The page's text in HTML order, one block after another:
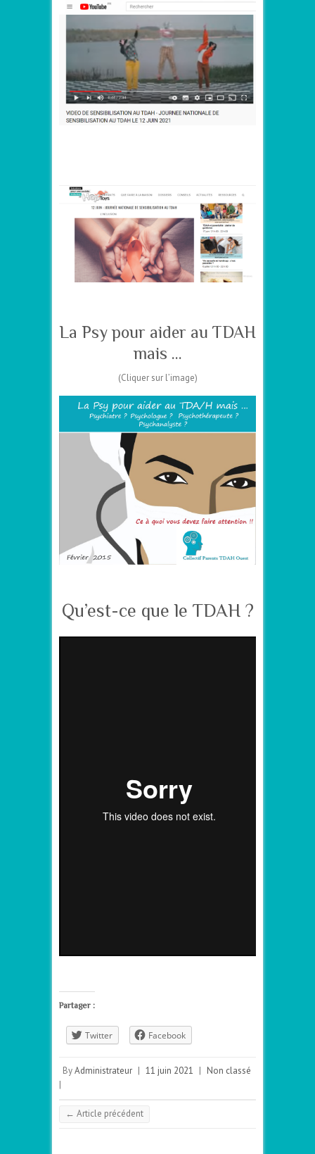
La Psy pour aider au TDAH
mais …
(Cliquer sur l’image)
Qu’est-ce que le TDAH ?
Partager :
Twitter Facebook
ByAdministrateur | 11 juin 2021 | Non classé
|
← Article précédent